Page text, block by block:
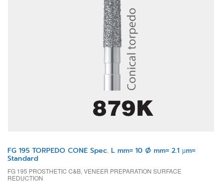
FG 195 TORPEDO CONE Spec. L mm= 10 Ø mm= 2.1 µm=
Standard
FG 195 PROSTHETIC C&B, VENEER PREPARATION SURFACE
REDUCTION